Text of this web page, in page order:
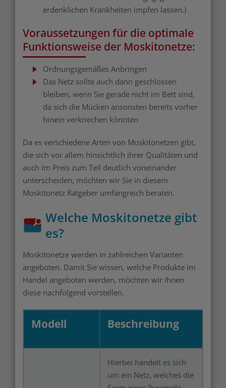
erdenklichen Krankheiten impfen lassen.)
Voraussetzungen für die optimale
Funktionsweise der Moskitonetze:
Ordnungsgemäßes Anbringen
Das Netz sollte auch dann geschlossen
bleiben, wenn Sie gerade nicht im Bett sind,
da sich die Mücken ansonsten bereits vorher
hinein verkriechen könnten
Da es verschiedene Arten von Moskitonetzen gibt,
die sich vor allem hinsichtlich ihrer Qualitäten und
auch im Preis zum Teil deutlich voneinander
unterscheiden, möchten wir Sie in diesem
Moskitonetz Ratgeber umfangreich beraten.
Welche Moskitonetze gibt
es?
Moskitonetze werden in zahlreichen Varianten
angeboten. Damit Sie wissen, welche Produkte im
Handel angeboten werden, möchten wir Ihnen
diese nachfolgend vorstellen.
Modell Beschreibung
Hierbei handelt es sich
um ein Netz, welches die